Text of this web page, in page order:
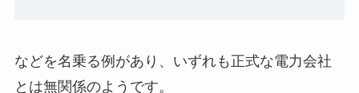
などを名乗る例があり、いずれも正式な電力会社
とは無関係のようです。